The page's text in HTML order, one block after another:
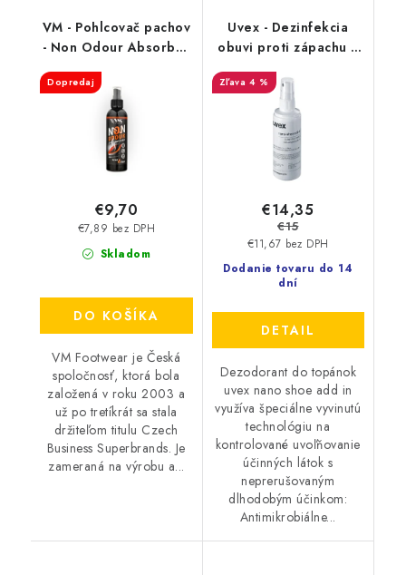
VM - Pohlcovač pachov
- Non Odour Absorber
3501
Dopredaj
Skladom
€7,89 bez DPH
€9,70
DO KOŠÍKA
VM Footwear je Česká
spoločnosť, ktorá bola
založená v roku 2003 a
už po tretíkrát sa stala
držiteľom titulu Czech
Business Superbrands. Je
zameraná na výrobu a...
Uvex - Dezinfekcia
obuvi proti zápachu a
plesniam 125ml
9698/3
4 %
Dodanie tovaru do 14
dní
€11,67 bez DPH
€14,35
€15
DETAIL
Dezodorant do topánok
uvex nano shoe add in
využíva špeciálne vyvinutú
technológiu na
kontrolované uvoľňovanie
účinných látok s
neprerušovaným
dlhodobým účinkom:
Antimikrobiálne...